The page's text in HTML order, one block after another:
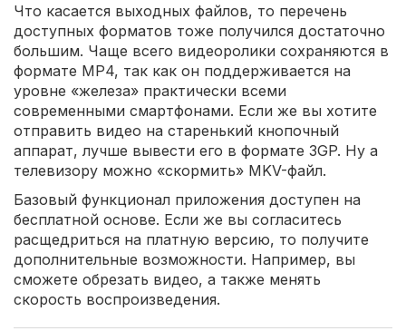
Что касается выходных файлов, то перечень
доступных форматов тоже получился достаточно
большим. Чаще всего видеоролики сохраняются в
формате MP4, так как он поддерживается на
уровне «железа» практически всеми
современными смартфонами. Если же вы хотите
отправить видео на старенький кнопочный
аппарат, лучше вывести его в формате 3GP. Ну а
телевизору можно «скормить» MKV-файл.
Базовый функционал приложения доступен на
бесплатной основе. Если же вы согласитесь
расщедриться на платную версию, то получите
дополнительные возможности. Например, вы
сможете обрезать видео, а также менять
скорость воспроизведения.